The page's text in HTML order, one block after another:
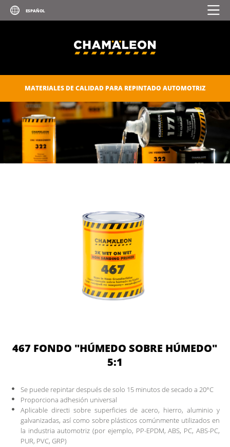
MATERIALES DE CALIDAD PARA REPINTADO AUTOMOTRIZ
467 FONDO "HÚMEDO SOBRE HÚMEDO"
5:1
Se puede repintar después de solo 15 minutos de secado a 20°C
Proporciona adhesión universal
Aplicable directi sobre superficies de acero, hierro, aluminio y
galvanizadas, así como sobre plásticos comúnmente utilizados en
la industria automotriz (por ejemplo, PP-EPDM, ABS, PC, ABS-PC,
PUR, PVC, GRP)